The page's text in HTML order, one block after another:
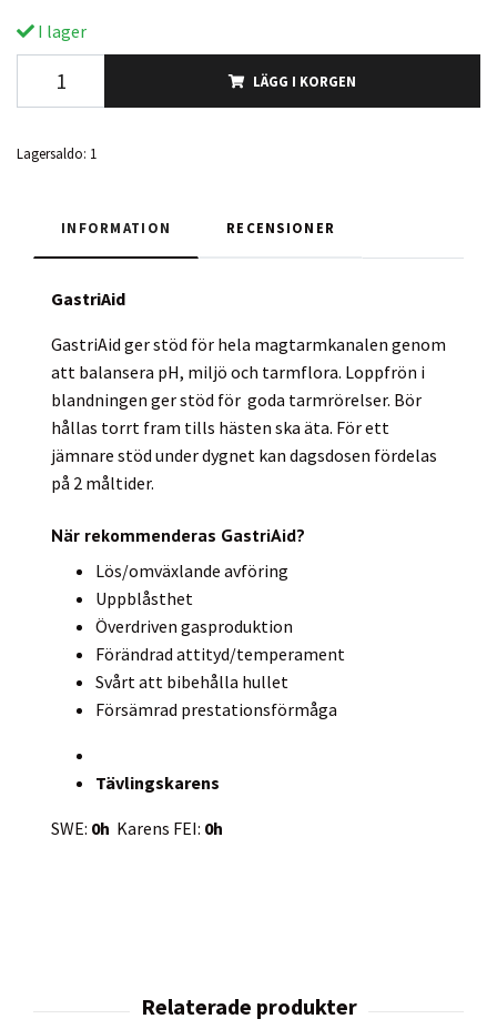
I lager
LÄGG I KORGEN
Lagersaldo: 1
INFORMATION RECENSIONER
GastriAid
GastriAid ger stöd för hela magtarmkanalen genom
att balansera pH, miljö och tarmflora. Loppfrön i
blandningen ger stöd för goda tarmrörelser. Bör
hållas torrt fram tills hästen ska äta. För ett
jämnare stöd under dygnet kan dagsdosen fördelas
på 2 måltider.
När rekommenderas GastriAid?
Lös/omväxlande avföring
Uppblåsthet
Överdriven gasproduktion
Förändrad attityd/temperament
Svårt att bibehålla hullet
Försämrad prestationsförmåga
Tävlingskarens
SWE: 0h Karens FEI: 0h